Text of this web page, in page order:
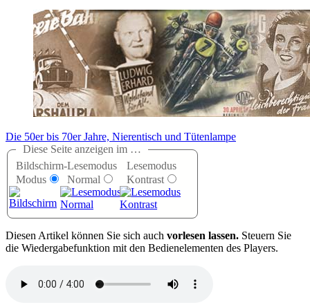
Die 50er bis 70er Jahre, Nierentisch und Tütenlampe
Diese Seite anzeigen im …
Bildschirm-
Modus
Lesemodus
Normal
Lesemodus
Kontrast
Diesen Artikel können Sie sich auch vorlesen lassen. Steuern Sie
die Wiedergabefunktion mit den Bedienelementen des Players.